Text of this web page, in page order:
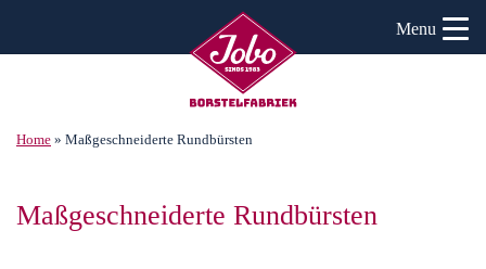
Menu
Home » Maßgeschneiderte Rundbürsten
Maßgeschneiderte Rundbürsten